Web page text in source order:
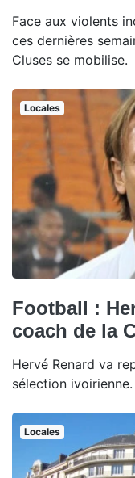
Face aux violents
ces dernières
Cluses se mobilise.
Locales
Football :
coach de la
Hervé Renard va
sélection ivoirienne.
Locales